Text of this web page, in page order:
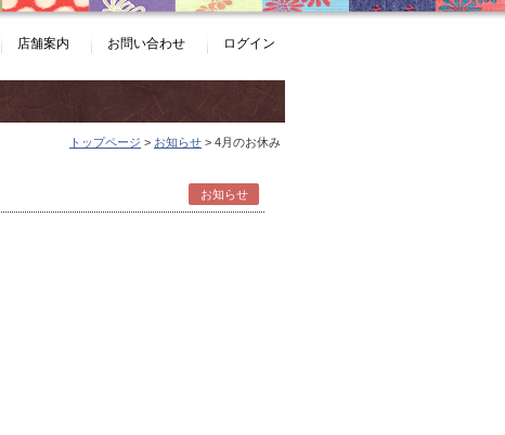
ログイン
お問い合わせ
店舗案内
トップページ > お知らせ > 4月のお休み
お知らせ